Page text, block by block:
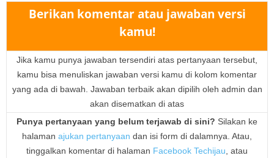
Berikan komentar atau jawaban versi
kamu!
Jika kamu punya jawaban tersendiri atas pertanyaan tersebut,
kamu bisa menuliskan jawaban versi kamu di kolom komentar
yang ada di bawah. Jawaban terbaik akan dipilih oleh admin dan
akan disematkan di atas
Punya pertanyaan yang belum terjawab di sini? Silakan ke
halaman ajukan pertanyaan dan isi form di dalamnya. Atau,
tinggalkan komentar di halaman Facebook Techijau , atau